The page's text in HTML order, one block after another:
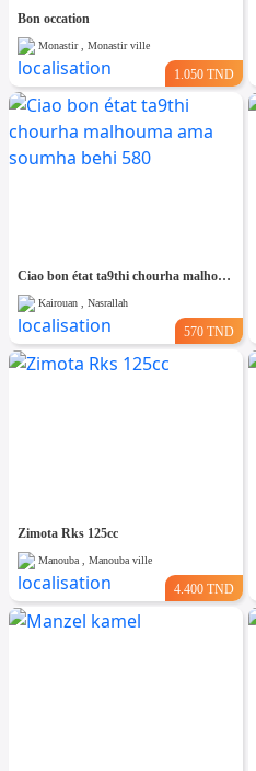
Bon occation
Monastir , Monastir ville
1.050 TND
Ciao bon état ta9thi chourha malhouma ama soumha behi 580
Kairouan , Nasrallah
570 TND
Zimota Rks 125cc
Manouba , Manouba ville
4.400 TND